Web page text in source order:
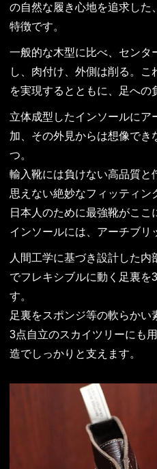
の自然な履き心地を追求した
特徴です。
一般的な木型に比べ、センタ
し、肉付け、外側は削る。
を実現するとともに、足への
立体成型したインソールにア
加、その外見からは想像でき
つ。
輸入靴には負けない高品質と
思えない絶妙なフィッティン
日本人のために最強靴がここ
インソールには、アーチブリ
人間工学に基づき設計した内
でフレキシブルに動く足裏を
す。
足裏をスポンジ等の軟らかい
3点自立のスカイツリーにも
造でしっかりと支えます。